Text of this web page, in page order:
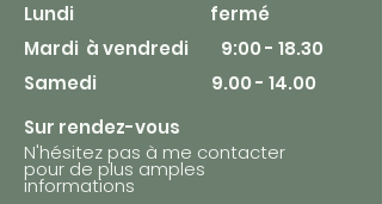
Lundi fermé​
Mardi à vendredi 9:00 - 18.30
Samedi 9.00 - 14.00
Sur rendez-vous
N'hésitez pas à me contacter
pour de plus amples
informations